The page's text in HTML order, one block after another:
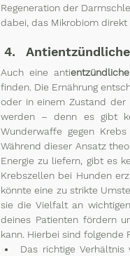
Regeneration der
dabei, das Mikrobiom
Auch eine anti
finden. Die Ernährung
oder in einem Zustand der
werden – denn es gibt
Wunderwaffe gegen
Während dieser Ansatz
Energie zu liefern, gibt es
Krebszellen bei Hunden
könnte eine zu strikte
sie die Vielfalt an
deines Patienten fördern
kann. Hierbei sind folgende
Das richtige